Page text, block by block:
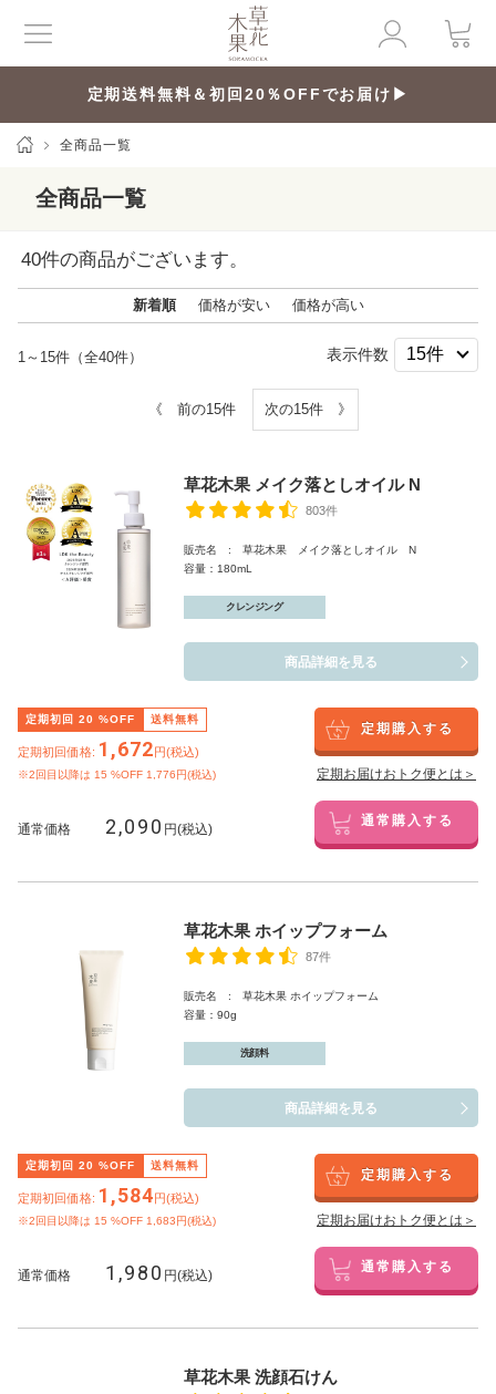
定期送料無料＆初回20％OFFでお届け▶
全商品一覧
全商品一覧
40件の商品がございます。
新着順 価格が安い 価格が高い
1～15件（全40件） 表示件数
《 前の15件 次の15件 》
草花木果 メイク落としオイル N
803件
販売名 : 草花木果 メイク落としオイル N
容量：180mL
クレンジング
商品詳細を見る
定期初回 20 %OFF 送料無料
定期初回価格: 1,672円(税込)
※2回目以降は 15 %OFF 1,776円(税込)
定期購入する
定期お届けおトク便とは＞
通常価格 2,090 円(税込) 通常購入する
草花木果 ホイップフォーム
87件
販売名 : 草花木果 ホイップフォーム
容量：90g
洗顔料
商品詳細を見る
定期初回 20 %OFF 送料無料
定期初回価格: 1,584円(税込)
※2回目以降は 15 %OFF 1,683円(税込)
定期購入する
定期お届けおトク便とは＞
通常価格 1,980 円(税込) 通常購入する
草花木果 洗顔石けん